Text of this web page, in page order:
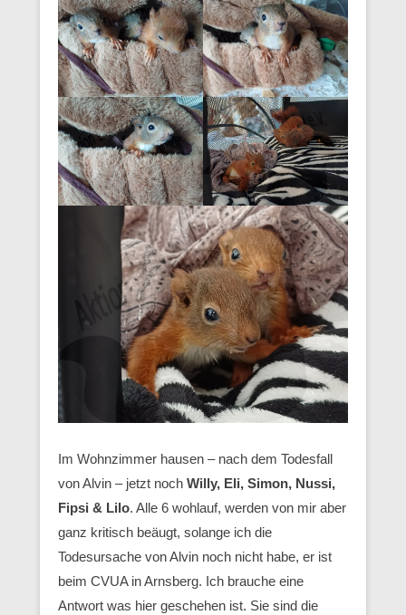
Im Wohnzimmer hausen – nach dem Todesfall
von Alvin – jetzt noch Willy, Eli, Simon, Nussi,
Fipsi & Lilo. Alle 6 wohlauf, werden von mir aber
ganz kritisch beäugt, solange ich die
Todesursache von Alvin noch nicht habe, er ist
beim CVUA in Arnsberg. Ich brauche eine
Antwort was hier geschehen ist. Sie sind die